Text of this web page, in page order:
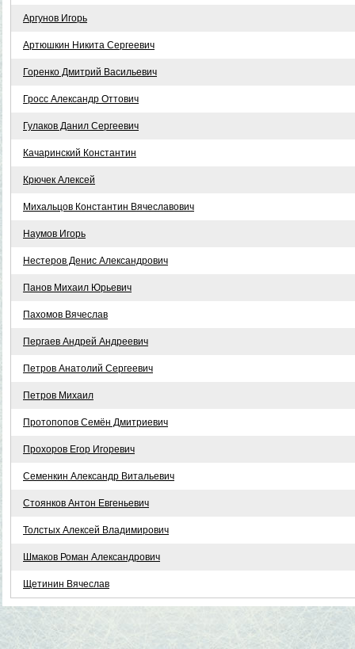
Аргунов Игорь
Артюшкин Никита Сергеевич
Горенко Дмитрий Васильевич
Гросс Александр Оттович
Гулаков Данил Сергеевич
Качаринский Константин
Крючек Алексей
Михальцов Константин Вячеславович
Наумов Игорь
Нестеров Денис Александрович
Панов Михаил Юрьевич
Пахомов Вячеслав
Пергаев Андрей Андреевич
Петров Анатолий Сергеевич
Петров Михаил
Протопопов Семён Дмитриевич
Прохоров Егор Игоревич
Семенкин Александр Витальевич
Стоянков Антон Евгеньевич
Толстых Алексей Владимирович
Шмаков Роман Александрович
Щетинин Вячеслав